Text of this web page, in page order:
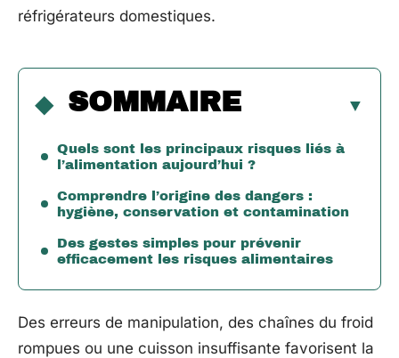
réfrigérateurs domestiques.
SOMMAIRE
Quels sont les principaux risques liés à
l’alimentation aujourd’hui ?
Comprendre l’origine des dangers :
hygiène, conservation et contamination
Des gestes simples pour prévenir
efficacement les risques alimentaires
Des erreurs de manipulation, des chaînes du froid
rompues ou une cuisson insuffisante favorisent la